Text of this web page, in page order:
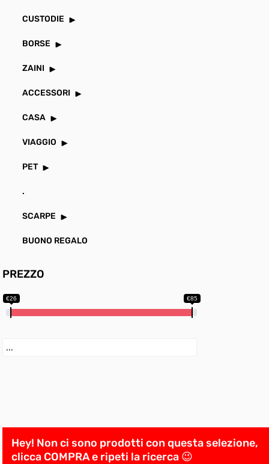
CUSTODIE
BORSE
ZAINI
ACCESSORI
CASA
VIAGGIO
PET
.
SCARPE
BUONO REGALO
PREZZO
€26 €85
Hey! Non ci sono prodotti con questa selezione,
clicca COMPRA e ripeti la ricerca 😉